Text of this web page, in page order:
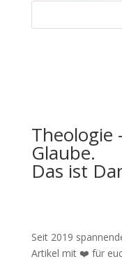
Theologie
Glaube.
Das ist
Seit 2019
Artikel mit ❤️ für